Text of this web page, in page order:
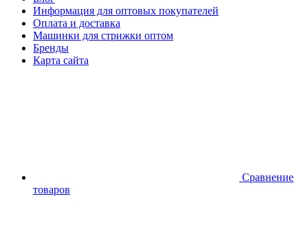
Информация для оптовых покупателей
Оплата и доставка
Машинки для стрижки оптом
Бренды
Карта сайта
Сравнение
товаров